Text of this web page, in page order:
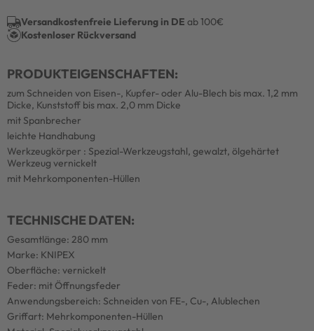
Versandkostenfreie Lieferung in DE ab 100€
Kostenloser Rückversand
PRODUKTEIGENSCHAFTEN:
zum Schneiden von Eisen-, Kupfer- oder Alu-Blech bis max. 1,2 mm
Dicke, Kunststoff bis max. 2,0 mm Dicke
mit Spanbrecher
leichte Handhabung
Werkzeugkörper : Spezial-Werkzeugstahl, gewalzt, ölgehärtet
Werkzeug vernickelt
mit Mehrkomponenten-Hüllen
TECHNISCHE DATEN:
Gesamtlänge: 280 mm
Marke: KNIPEX
Oberfläche: vernickelt
Feder: mit Öffnungsfeder
Anwendungsbereich: Schneiden von FE-, Cu-, Alublechen
Griffart: Mehrkomponenten-Hüllen